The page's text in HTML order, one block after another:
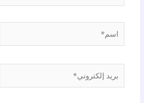
إلكتروني*